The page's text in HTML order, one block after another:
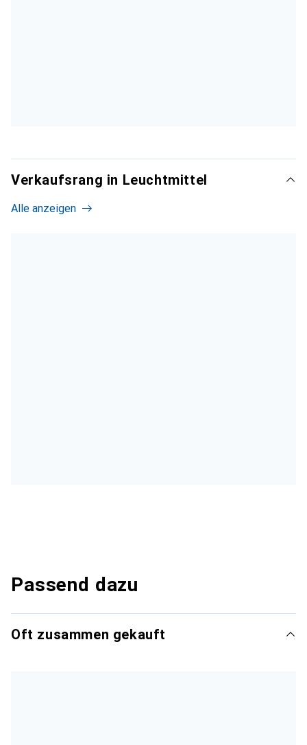
Verkaufsrang in Leuchtmittel
Alle anzeigen
Passend dazu
Oft zusammen gekauft